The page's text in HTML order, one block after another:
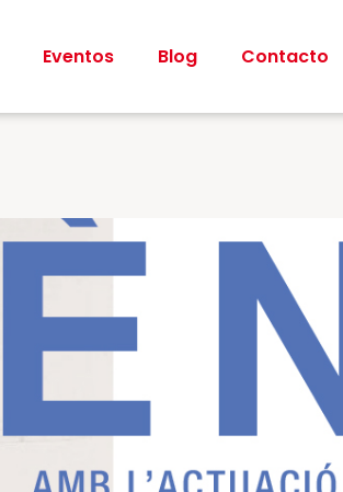
Eventos Blog Contacto